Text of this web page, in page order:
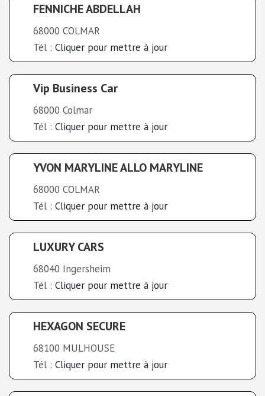
FENNICHE ABDELLAH
68000 COLMAR
Tél : Cliquer pour mettre à jour
Vip Business Car
68000 Colmar
Tél : Cliquer pour mettre à jour
YVON MARYLINE ALLO MARYLINE
68000 COLMAR
Tél : Cliquer pour mettre à jour
LUXURY CARS
68040 Ingersheim
Tél : Cliquer pour mettre à jour
HEXAGON SECURE
68100 MULHOUSE
Tél : Cliquer pour mettre à jour